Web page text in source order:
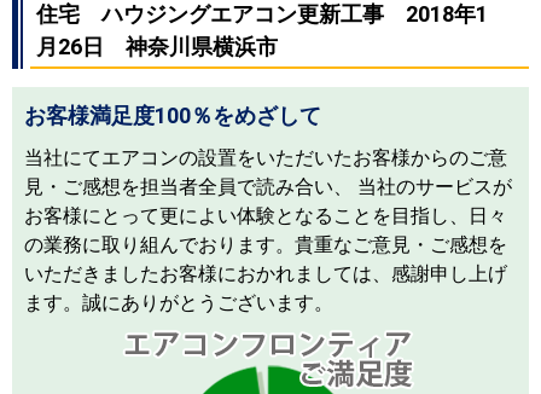
住宅 ハウジングエアコン更新工事 2018年1
月26日 神奈川県横浜市
お客様満足度100％をめざして
当社にてエアコンの設置をいただいたお客様からのご意
見・ご感想を担当者全員で読み合い、 当社のサービスが
お客様にとって更によい体験となることを目指し、日々
の業務に取り組んでおります。貴重なご意見・ご感想を
いただきましたお客様におかれましては、感謝申し上げ
ます。誠にありがとうございます。